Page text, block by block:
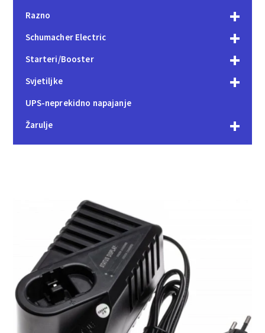
Razno
Schumacher Electric
Starteri/Booster
Svjetiljke
UPS-neprekidno napajanje
Žarulje